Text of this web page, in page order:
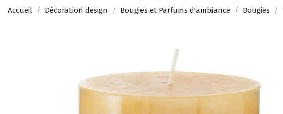
Accueil Décoration design Bougies et Parfums d'ambiance Bougies